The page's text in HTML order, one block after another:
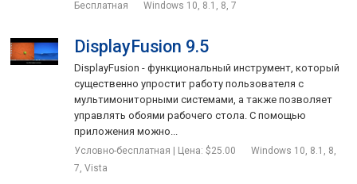
Бесплатная Windows 10, 8.1, 8, 7
DisplayFusion 9.5
DisplayFusion - функциональный инструмент, который
существенно упростит работу пользователя с
мультимониторными системами, а также позволяет
управлять обоями рабочего стола. С помощью
приложения можно...
Условно-бесплатная | Цена: $25.00
Windows 10, 8.1, 8,
7, Vista